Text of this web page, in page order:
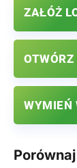
ZAŁÓŻ
WYMIEŃ